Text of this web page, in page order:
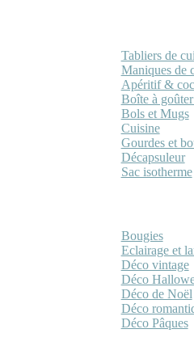
Tabliers de
Maniques de
Apéritif &
Boîte à
Bols et Mugs
Cuisine
Gourdes et
Décapsuleur
Sac isotherme
Bougies
Eclairage et
Déco vintage
Déco
Déco de Noël
Déco
Déco Pâques